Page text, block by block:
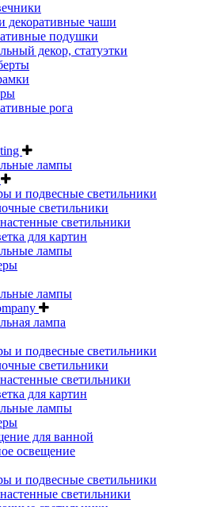
декоративные чаши
подушки
декор, статуэтки
рога
лампы
и подвесные светильники
светильники
светильники
для картин
лампы
лампы
лампа
и подвесные светильники
светильники
светильники
для картин
лампы
для ванной
освещение
и подвесные светильники
светильники